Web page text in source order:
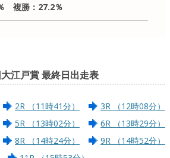
複勝：27.2％
江戸賞 最終日出走表
2R （11時41分）
3R （12時08分）
5R （13時02分）
6R （13時29分）
8R （14時24分）
9R （14時52分）